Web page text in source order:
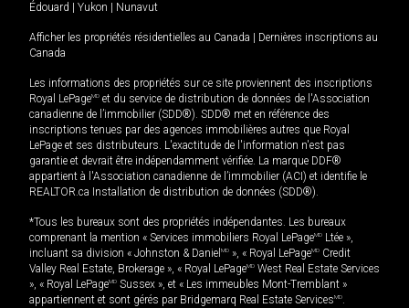
Édouard
Yukon Nunavut
Afficher les propriétés résidentielles au Canada
Dernières inscriptions au
Canada
Les informations des propriétés sur ce site proviennent des inscriptions
Royal LePageMD et du service de distribution de données de l'Association
canadienne de l’immobilier (SDD®). SDD® met en référence des
inscriptions tenues par des agences immobilières autres que Royal
LePage et ses distributeurs. L'exactitude de l'information n'est pas
garantie et devrait être indépendamment vérifiée. La marque DDF®
appartient à l'Association canadienne de l’immobilier (ACI) et identifie le
REALTOR.ca Installation de distribution de données (SDD®).
*Tous les bureaux sont des propriétés indépendantes. Les bureaux
comprenant la mention « Services immobiliers Royal LePageMD Ltée »,
incluant sa division « Johnston & Daniel MD », « Royal LePageMD Credit
Valley Real Estate, Brokerage », « Royal LePageMD West Real Estate Services
», « Royal LePageMD Sussex », et « Les immeubles Mont-Tremblant »
appartiennent et sont gérés par Bridgemarq Real Estate ServicesMD.